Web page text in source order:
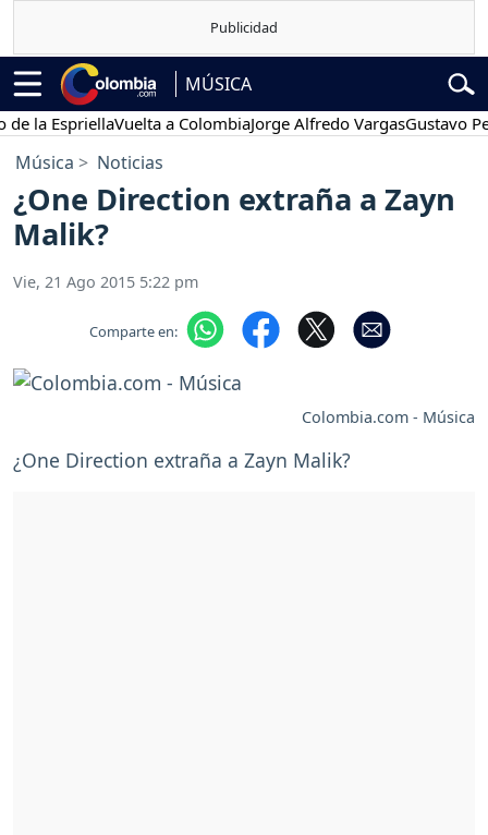
MÚSICA
EspriellaVuelta a ColombiaJorge Alfredo VargasGustavo Petro
Música Noticias
¿One Direction extraña a Zayn
Malik?
Vie, 21 Ago 2015 5:22 pm
Comparte en:
Colombia.com - Música
¿One Direction extraña a Zayn Malik?